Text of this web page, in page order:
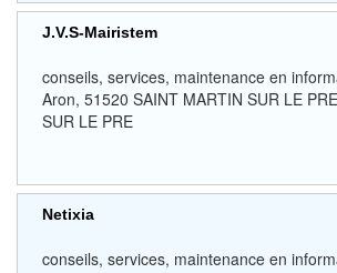
J.V.S-Mairistem
conseils, services, maintenance en
Aron, 51520 SAINT MARTIN SUR LE
SUR LE PRE
Netixia
conseils, services, maintenance en